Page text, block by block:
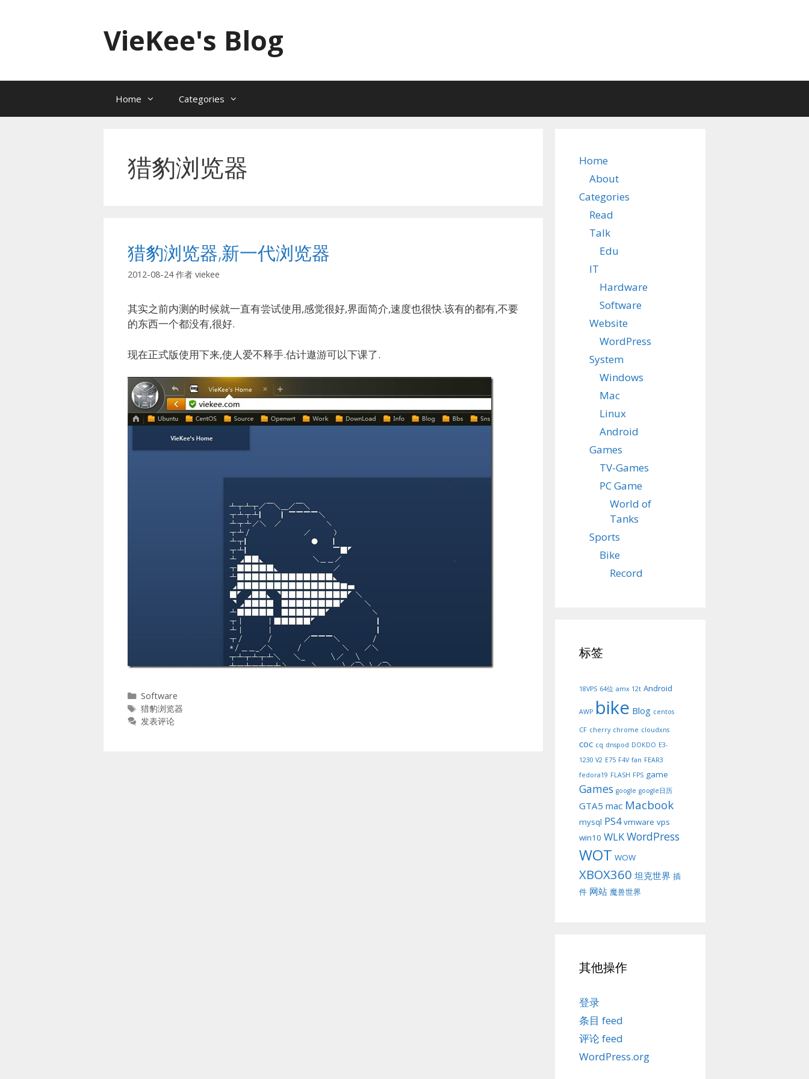
VieKee's Blog
Home Categories
猎豹浏览器
猎豹浏览器,新一代浏览器
2012-08-24 作者 viekee
其实之前内测的时候就一直有尝试使用,感觉很好,界面简介,速度也很快.该有的都有,不要
的东西一个都没有,很好.
现在正式版使用下来,使人爱不释手.估计遨游可以下课了.
分
类
Software
标
签
猎豹浏览器
发表评论
Home
About
Categories
Read
Talk
Edu
IT
Hardware
Software
Website
WordPress
System
Windows
Mac
Linux
Android
Games
TV-Games
PC Game
World of
Tanks
Sports
Bike
Record
标签
18VPS 64位 amx 12t Android
AWP bike Blog centos
CF cherry chrome cloudxns
coc cq dnspod DOKDO E3-
1230 V2 E75 F4V fan FEAR3
fedora19 FLASH FPS game
Games google google日历
GTA5 mac Macbook
mysql PS4 vmware vps
win10 WLKWordPress
WOT WOW
XBOX360 坦克世界 插
件 网站 魔兽世界
其他操作
登录
条目 feed
评论 feed
WordPress.org